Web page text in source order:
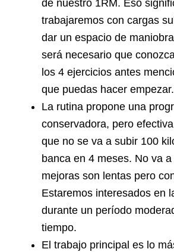
de nuestro 1RM. Eso
trabajaremos con cargas
dar un espacio de
será necesario que
los 4 ejercicios antes
que puedas hacer empezar.
La rutina propone una
conservadora, pero
que no se va a subir 100
banca en 4 meses. No va
mejoras son lentas pero
Estaremos interesados en
durante un período
tiempo.
El trabajo principal es lo